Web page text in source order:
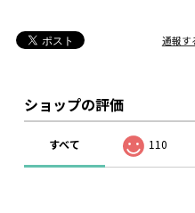
通報す
ショップの評価
すべて 110